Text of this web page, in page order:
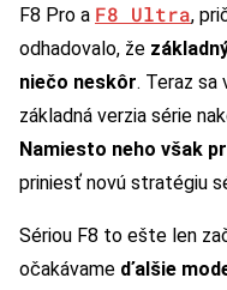
F8 Pro a F8 Ultra,
odhadovalo, že
niečo neskôr. Teraz sa
základná verzia série
Namiesto neho však
priniesť novú stratégiu
Sériou F8 to ešte len
očakávame ďalšie